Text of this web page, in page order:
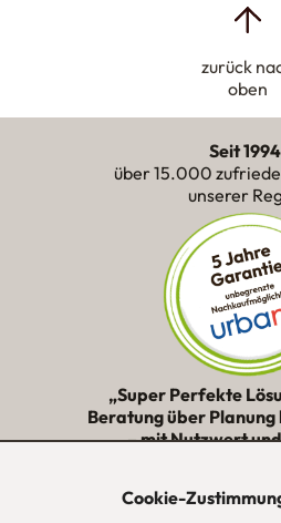
Cookie-
zurück
oben
Seit
über 15.000
unserer
„Super Perfekte
Beratung über
– mit Nutzwert